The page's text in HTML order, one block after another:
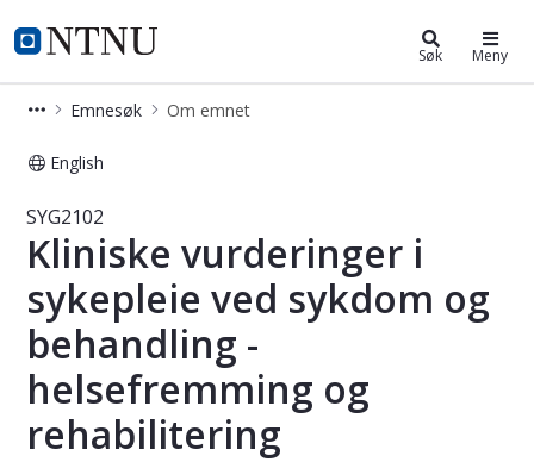
NTNU Hjemmeside
Studier Søk Meny
Emnesøk Om emnet
English
Emne - Kliniske vurderinger i
SYG2102
Kliniske vurderinger i
sykepleie ved sykdom og
behandling -
helsefremming og
rehabilitering